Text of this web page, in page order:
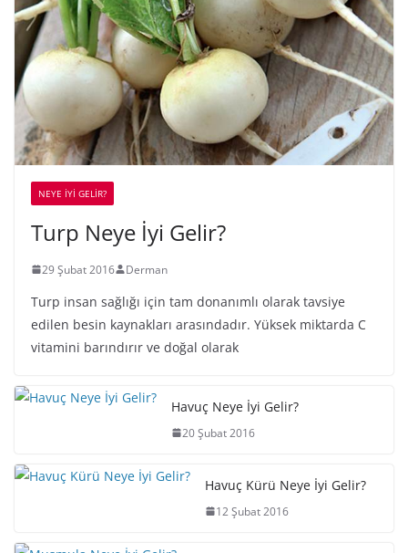
NEYE İYİ GELİR?
Turp Neye İyi Gelir?
29 Şubat 2016 Derman
Turp insan sağlığı için tam donanımlı olarak tavsiye
edilen besin kaynakları arasındadır. Yüksek miktarda C
vitamini barındırır ve doğal olarak
Havuç Neye İyi Gelir?
20 Şubat 2016
Havuç Kürü Neye İyi Gelir?
12 Şubat 2016